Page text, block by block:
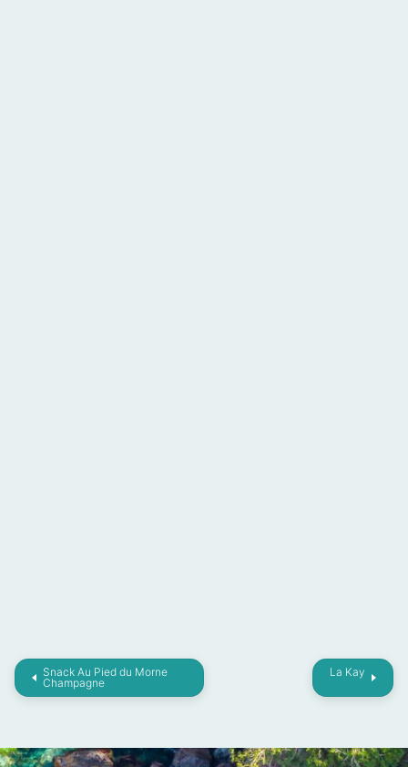
Snack Au Pied du Morne
Champagne
La Kay